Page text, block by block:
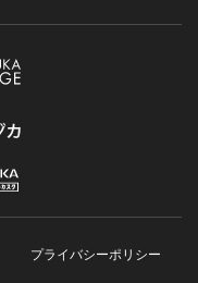
プライバシーポリシー